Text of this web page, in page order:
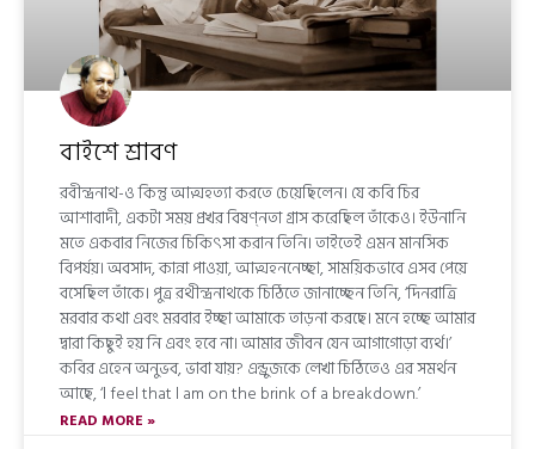
বাইশে শ্রাবণ
রবীন্দ্রনাথ-ও কিন্তু আত্মহত্যা করতে চেয়েছিলেন। যে কবি চির
আশাবাদী, একটা সময় প্রখর বিষণ্নতা গ্রাস করেছিল তাঁকেও। ইউনানি
মতে একবার নিজের চিকিৎসা করান তিনি। তাইতেই এমন মানসিক
বিপর্যয়। অবসাদ, কান্না পাওয়া, আত্মহননেচ্ছা, সাময়িকভাবে এসব পেয়ে
বসেছিল তাঁকে। পুত্র রথীন্দ্রনাথকে চিঠিতে জানাচ্ছেন তিনি, ‘দিনরাত্রি
মরবার কথা এবং মরবার ইচ্ছা আমাকে তাড়না করছে। মনে হচ্ছে আমার
দ্বারা কিছুই হয় নি এবং হবে না। আমার জীবন যেন আগাগোড়া ব্যর্থ।’
কবির এহেন অনুভব, ভাবা যায়? এন্ড্রুজকে লেখা চিঠিতেও এর সমর্থন
আছে, ‘l feel that l am on the brink of a breakdown.’
READ MORE »